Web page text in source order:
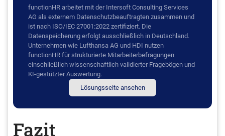
functionHR arbeitet mit der Intersoft Consulting Services
AG als externem Datenschutzbeauftragten zusammen und
ist nach ISO/IEC 27001:2022 zertifiziert. Die
Datenspeicherung erfolgt ausschließlich in Deutschland.
Unternehmen wie Lufthansa AG und HDI nutzen
functionHR für strukturierte Mitarbeiterbefragungen
einschließlich wissenschaftlich validierter Fragebögen und
KI-gestützter Auswertung.
Lösungsseite ansehen
Fazit